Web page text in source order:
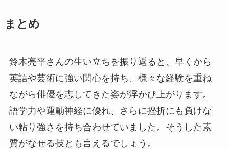
まとめ
鈴木亮平さんの生い立ちを振り返ると、早くから
英語や芸術に強い関心を持ち、様々な経験を重ね
ながら俳優を志してきた姿が浮かび上がります。
語学力や運動神経に優れ、さらに挫折にも負けな
い粘り強さを持ち合わせていました。そうした素
質がなせる技とも言えるでしょう。